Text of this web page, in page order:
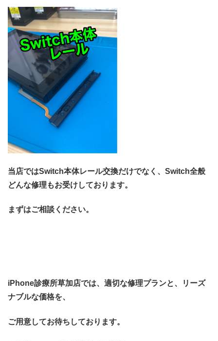
当店ではSwitch本体レール交換だけでなく、Switch全般
どんな修理もお受けしております。
まずはご相談ください。
iPhone診療所草加店では、適切な修理プランと、リーズ
ナブルな価格を、
ご用意してお待ちしております。